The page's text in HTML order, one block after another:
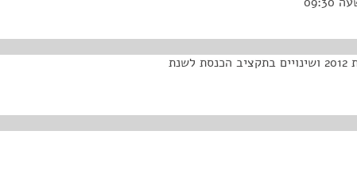
<שימוש בעודפי תקציב הכנסת משנת 2011 לשנת 2012 ושינויים בתקציב הכנסת לשנת